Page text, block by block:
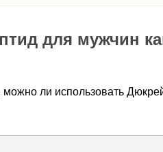
для мужчин
ли использовать